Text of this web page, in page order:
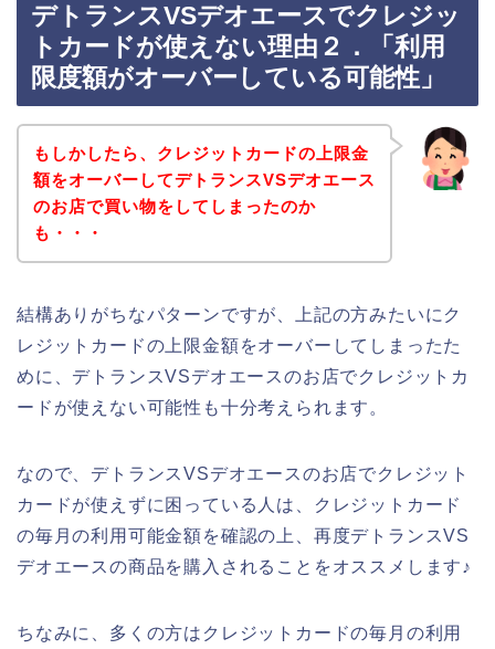
デトランスVSデオエースでクレジッ
トカードが使えない理由２．「利用
限度額がオーバーしている可能性」
もしかしたら、クレジットカードの上限金
額をオーバーしてデトランスVSデオエース
のお店で買い物をしてしまったのか
も・・・
結構ありがちなパターンですが、上記の方みたいにク
レジットカードの上限金額をオーバーしてしまったた
めに、デトランスVSデオエースのお店でクレジットカ
ードが使えない可能性も十分考えられます。
なので、デトランスVSデオエースのお店でクレジット
カードが使えずに困っている人は、クレジットカード
の毎月の利用可能金額を確認の上、再度デトランスVS
デオエースの商品を購入されることをオススメします♪
ちなみに、多くの方はクレジットカードの毎月の利用